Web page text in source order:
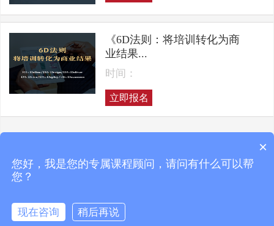
《6D法则：将培训转化为商
业结果...
时间：
立即报名
上一页 下一页
Copyright © 2025 凯洛格咨询 ALL RIGHTS RESERVED
×
您好，我是您的专属课程顾问，请问有什么可以帮
您？
现在咨询 稍后再说